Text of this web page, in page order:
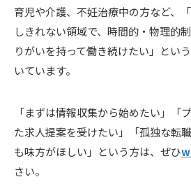
育児や介護、不妊治療中の方など、「
しきれない領域で、時間的・物理的
りがいを持って働き続けたい」とい
いています。
「まずは情報収集から始めたい」「
た求人提案を受けたい」「孤独な転
も味方がほしい」という方は、ぜひ
さい。